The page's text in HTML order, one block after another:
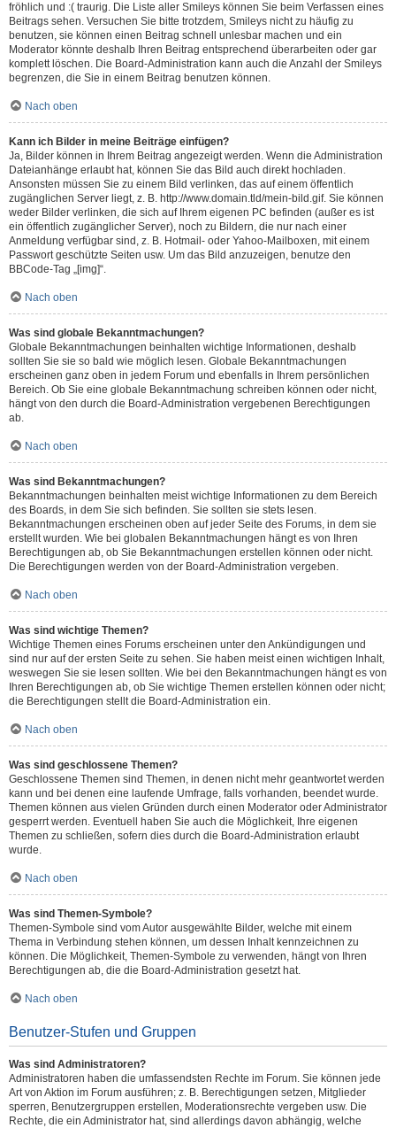
fröhlich und :( traurig. Die Liste aller Smileys können Sie beim Verfassen eines
Beitrags sehen. Versuchen Sie bitte trotzdem, Smileys nicht zu häufig zu
benutzen, sie können einen Beitrag schnell unlesbar machen und ein
Moderator könnte deshalb Ihren Beitrag entsprechend überarbeiten oder gar
komplett löschen. Die Board-Administration kann auch die Anzahl der Smileys
begrenzen, die Sie in einem Beitrag benutzen können.
Nach oben
Kann ich Bilder in meine Beiträge einfügen?
Ja, Bilder können in Ihrem Beitrag angezeigt werden. Wenn die Administration
Dateianhänge erlaubt hat, können Sie das Bild auch direkt hochladen.
Ansonsten müssen Sie zu einem Bild verlinken, das auf einem öffentlich
zugänglichen Server liegt, z. B. http://www.domain.tld/mein-bild.gif. Sie können
weder Bilder verlinken, die sich auf Ihrem eigenen PC befinden (außer es ist
ein öffentlich zugänglicher Server), noch zu Bildern, die nur nach einer
Anmeldung verfügbar sind, z. B. Hotmail- oder Yahoo-Mailboxen, mit einem
Passwort geschützte Seiten usw. Um das Bild anzuzeigen, benutze den
BBCode-Tag „[img]“.
Nach oben
Was sind globale Bekanntmachungen?
Globale Bekanntmachungen beinhalten wichtige Informationen, deshalb
sollten Sie sie so bald wie möglich lesen. Globale Bekanntmachungen
erscheinen ganz oben in jedem Forum und ebenfalls in Ihrem persönlichen
Bereich. Ob Sie eine globale Bekanntmachung schreiben können oder nicht,
hängt von den durch die Board-Administration vergebenen Berechtigungen
ab.
Nach oben
Was sind Bekanntmachungen?
Bekanntmachungen beinhalten meist wichtige Informationen zu dem Bereich
des Boards, in dem Sie sich befinden. Sie sollten sie stets lesen.
Bekanntmachungen erscheinen oben auf jeder Seite des Forums, in dem sie
erstellt wurden. Wie bei globalen Bekanntmachungen hängt es von Ihren
Berechtigungen ab, ob Sie Bekanntmachungen erstellen können oder nicht.
Die Berechtigungen werden von der Board-Administration vergeben.
Nach oben
Was sind wichtige Themen?
Wichtige Themen eines Forums erscheinen unter den Ankündigungen und
sind nur auf der ersten Seite zu sehen. Sie haben meist einen wichtigen Inhalt,
weswegen Sie sie lesen sollten. Wie bei den Bekanntmachungen hängt es von
Ihren Berechtigungen ab, ob Sie wichtige Themen erstellen können oder nicht;
die Berechtigungen stellt die Board-Administration ein.
Nach oben
Was sind geschlossene Themen?
Geschlossene Themen sind Themen, in denen nicht mehr geantwortet werden
kann und bei denen eine laufende Umfrage, falls vorhanden, beendet wurde.
Themen können aus vielen Gründen durch einen Moderator oder Administrator
gesperrt werden. Eventuell haben Sie auch die Möglichkeit, Ihre eigenen
Themen zu schließen, sofern dies durch die Board-Administration erlaubt
wurde.
Nach oben
Was sind Themen-Symbole?
Themen-Symbole sind vom Autor ausgewählte Bilder, welche mit einem
Thema in Verbindung stehen können, um dessen Inhalt kennzeichnen zu
können. Die Möglichkeit, Themen-Symbole zu verwenden, hängt von Ihren
Berechtigungen ab, die die Board-Administration gesetzt hat.
Nach oben
Benutzer-Stufen und Gruppen
Was sind Administratoren?
Administratoren haben die umfassendsten Rechte im Forum. Sie können jede
Art von Aktion im Forum ausführen; z. B. Berechtigungen setzen, Mitglieder
sperren, Benutzergruppen erstellen, Moderationsrechte vergeben usw. Die
Rechte, die ein Administrator hat, sind allerdings davon abhängig, welche